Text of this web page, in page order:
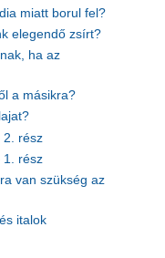
miatt borul fel?
elegendő zsírt?
ha az
a másikra?
2. rész
1. rész
van szükség az
italok